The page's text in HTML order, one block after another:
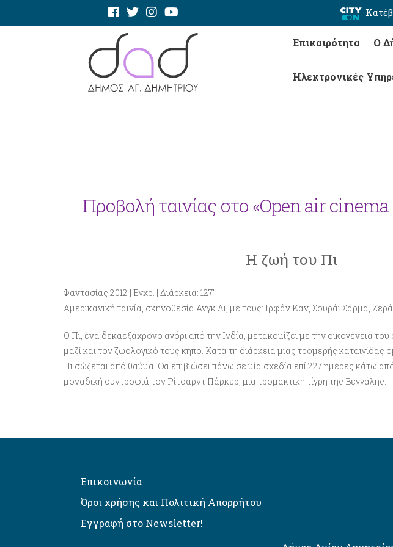
Επικαιρότητα Ο
Ηλεκτρονικές
Προβολή ταινίας στο «Open air
Η ζωή του Πι
Φαντασίας 2012 | Έγχρ. | Διάρκεια: 127′
Aμερικανική ταινία, σκηνοθεσία Ανγκ Λι, με τους: Ιρφάν Καν, Σουράι Σάρμα,
Ο Πι, ένα δεκαεξάχρονο αγόρι από την Ινδία, μετακομίζει με την οικογένειά
μαζί και τον ζωολογικό τους κήπο. Κατά τη διάρκεια μιας τρομερής καταιγίδας
Πι σώζεται από θαύμα. Θα επιβιώσει πάνω σε μία σχεδία επί 227 ημέρες κάτω
μοναδική συντροφιά τον Ρίτσαρντ Πάρκερ, μια τρομακτική τίγρη της Βεγγάλης.
Επικοινωνία
Όροι χρήσης και Πολιτική Απορρήτου
Εγγραφή στο Newsletter!